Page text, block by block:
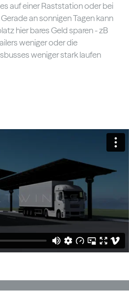
auf einer Raststation oder bei
an sonnigen Tagen kann
hier bares Geld sparen - zB
weniger oder die
weniger stark laufen